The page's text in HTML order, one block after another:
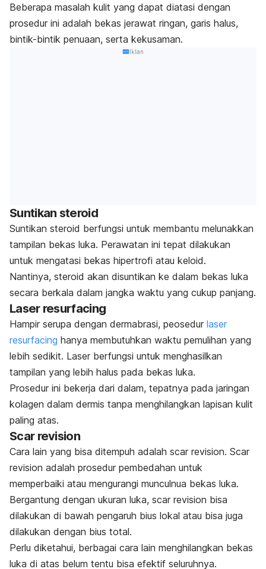
Beberapa masalah kulit yang dapat diatasi dengan
prosedur ini adalah bekas jerawat ringan, garis halus,
bintik-bintik penuaan, serta kekusaman.
Iklan
Suntikan steroid
Suntikan steroid berfungsi untuk membantu melunakkan
tampilan bekas luka. Perawatan ini tepat dilakukan
untuk mengatasi bekas hipertrofi atau keloid.
Nantinya, steroid akan disuntikan ke dalam bekas luka
secara berkala dalam jangka waktu yang cukup panjang.
Laser resurfacing
Hampir serupa dengan dermabrasi, peosedur laser
resurfacing hanya membutuhkan waktu pemulihan yang
lebih sedikit. Laser berfungsi untuk menghasilkan
tampilan yang lebih halus pada bekas luka.
Prosedur ini bekerja dari dalam, tepatnya pada jaringan
kolagen dalam dermis tanpa menghilangkan lapisan kulit
paling atas.
Scar revision
Cara lain yang bisa ditempuh adalah scar revision. Scar
revision adalah prosedur pembedahan untuk
memperbaiki atau mengurangi munculnua bekas luka.
Bergantung dengan ukuran luka, scar revision bisa
dilakukan di bawah pengaruh bius lokal atau bisa juga
dilakukan dengan bius total.
Perlu diketahui, berbagai cara lain menghilangkan bekas
luka di atas belum tentu bisa efektif seluruhnya.